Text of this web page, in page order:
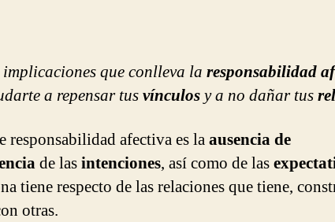
que conlleva la responsabilidad
a repensar tusvínculosy a no dañar tus
responsabilidad afectiva es laausencia de
de lasintenciones, así como de las
tiene respecto de las relaciones que tiene,
otras.